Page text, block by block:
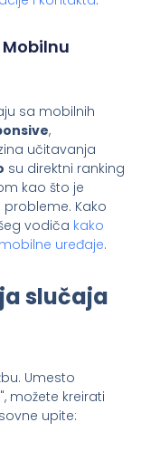
sa mobilnih
,
učitavanja
su direktni ranking
kao što je
probleme. Kako
vodiča kako
uređaje.
slučaja
Umesto
možete kreirati
upite: